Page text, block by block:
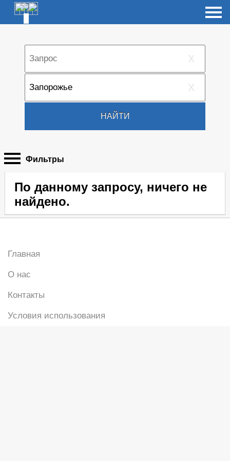
X
X
НАЙТИ
Фильтры
По данному запросу, ничего не
найдено.
Главная
О нас
Контакты
Условия использования